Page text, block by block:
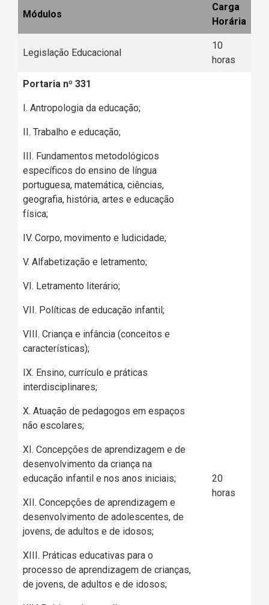
Módulos
Carga
Horária
Legislação Educacional
10
horas
Portaria nº 331
I. Antropologia da educação;
II. Trabalho e educação;
III. Fundamentos metodológicos
específicos do ensino de língua
portuguesa, matemática, ciências,
geografia, história, artes e educação
física;
IV. Corpo, movimento e ludicidade;
V. Alfabetização e letramento;
VI. Letramento literário;
VII. Políticas de educação infantil;
VIII. Criança e infância (conceitos e
características);
IX. Ensino, currículo e práticas
interdisciplinares;
X. Atuação de pedagogos em espaços
não escolares;
XI. Concepções de aprendizagem e de
desenvolvimento da criança na
educação infantil e nos anos iniciais;
XII. Concepções de aprendizagem e
desenvolvimento de adolescentes, de
jovens, de adultos e de idosos;
XIII. Práticas educativas para o
processo de aprendizagem de crianças,
de jovens, de adultos e de idosos;
20
horas